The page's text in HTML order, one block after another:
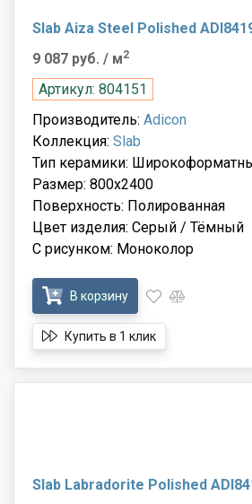
Slab Aiza Steel Polished
9 087 руб. / м2
Артикул: 804151
Производитель: Adicon
Коллекция: Slab
Тип керамики:
Размер: 800x2400
Поверхность: Полированная
Цвет изделия: Серый / Тёмный
С рисунком: Моноколор
В корзину
Купить в 1 клик
Slab Labradorite Polished